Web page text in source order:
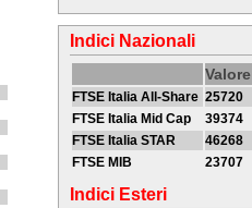
Indici Nazionali
Valore
FTSE Italia All-Share 25720
FTSE Italia Mid Cap
39374
FTSE Italia STAR
46268
FTSE MIB
23707
Indici Esteri